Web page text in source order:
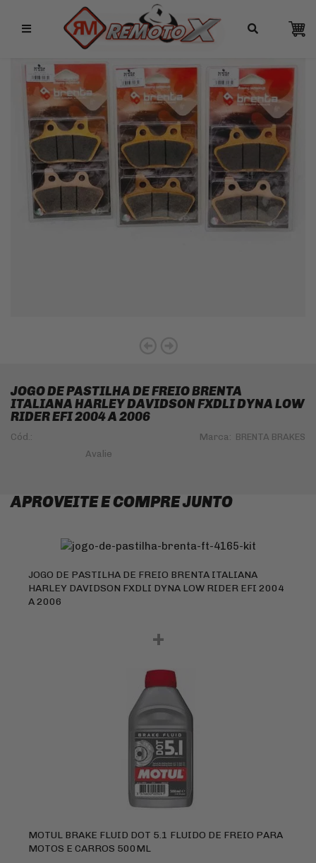
Remotox
10% OFF NO PIX
JOGO DE PASTILHA DE FREIO BRENTA
ITALIANA HARLEY DAVIDSON FXDLI DYNA LOW
RIDER EFI 2004 A 2006
Cód.: Marca: BRENTA BRAKES
APROVEITE E COMPRE JUNTO
JOGO DE PASTILHA DE FREIO BRENTA ITALIANA
HARLEY DAVIDSON FXDLI DYNA LOW RIDER EFI 2004
A 2006
+
MOTUL BRAKE FLUID DOT 5.1 FLUIDO DE FREIO PARA
MOTOS E CARROS 500ML